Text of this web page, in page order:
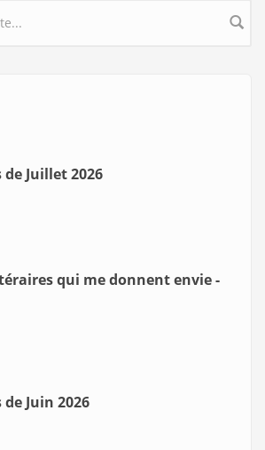
Juillet 2026
qui me donnent envie -
Juin 2026